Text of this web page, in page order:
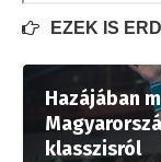
EZEK IS
Hazájában
klasszisról